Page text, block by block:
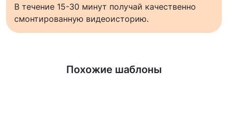
В течение 15-30 минут получай качественно
смонтированную видеоисторию.
Похожие шаблоны
Узнать больше